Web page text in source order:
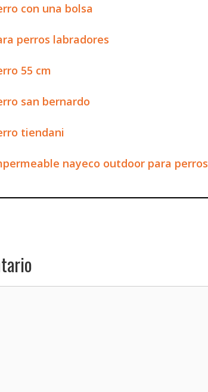
con una bolsa
perros labradores
55 cm
san bernardo
tiendani
nayeco outdoor para perros